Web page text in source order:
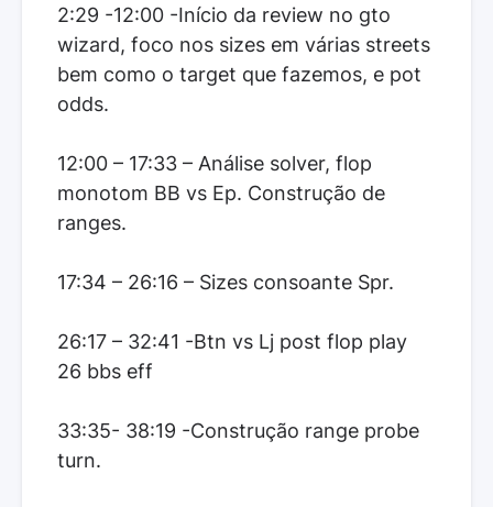
2:29 -12:00 -Início da review no gto
wizard, foco nos sizes em várias streets
bem como o target que fazemos, e pot
odds.
12:00 – 17:33 – Análise solver, flop
monotom BB vs Ep. Construção de
ranges.
17:34 – 26:16 – Sizes consoante Spr.
26:17 – 32:41 -Btn vs Lj post flop play
26 bbs eff
33:35- 38:19 -Construção range probe
turn.